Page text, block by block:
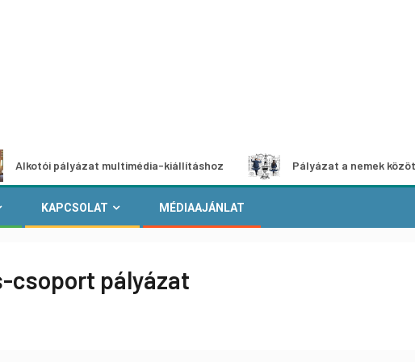
pályázat multimédia-kiállításhoz Pályázat a nemek közötti
KAPCSOLAT MÉDIAAJÁNLAT
csoport pályázat